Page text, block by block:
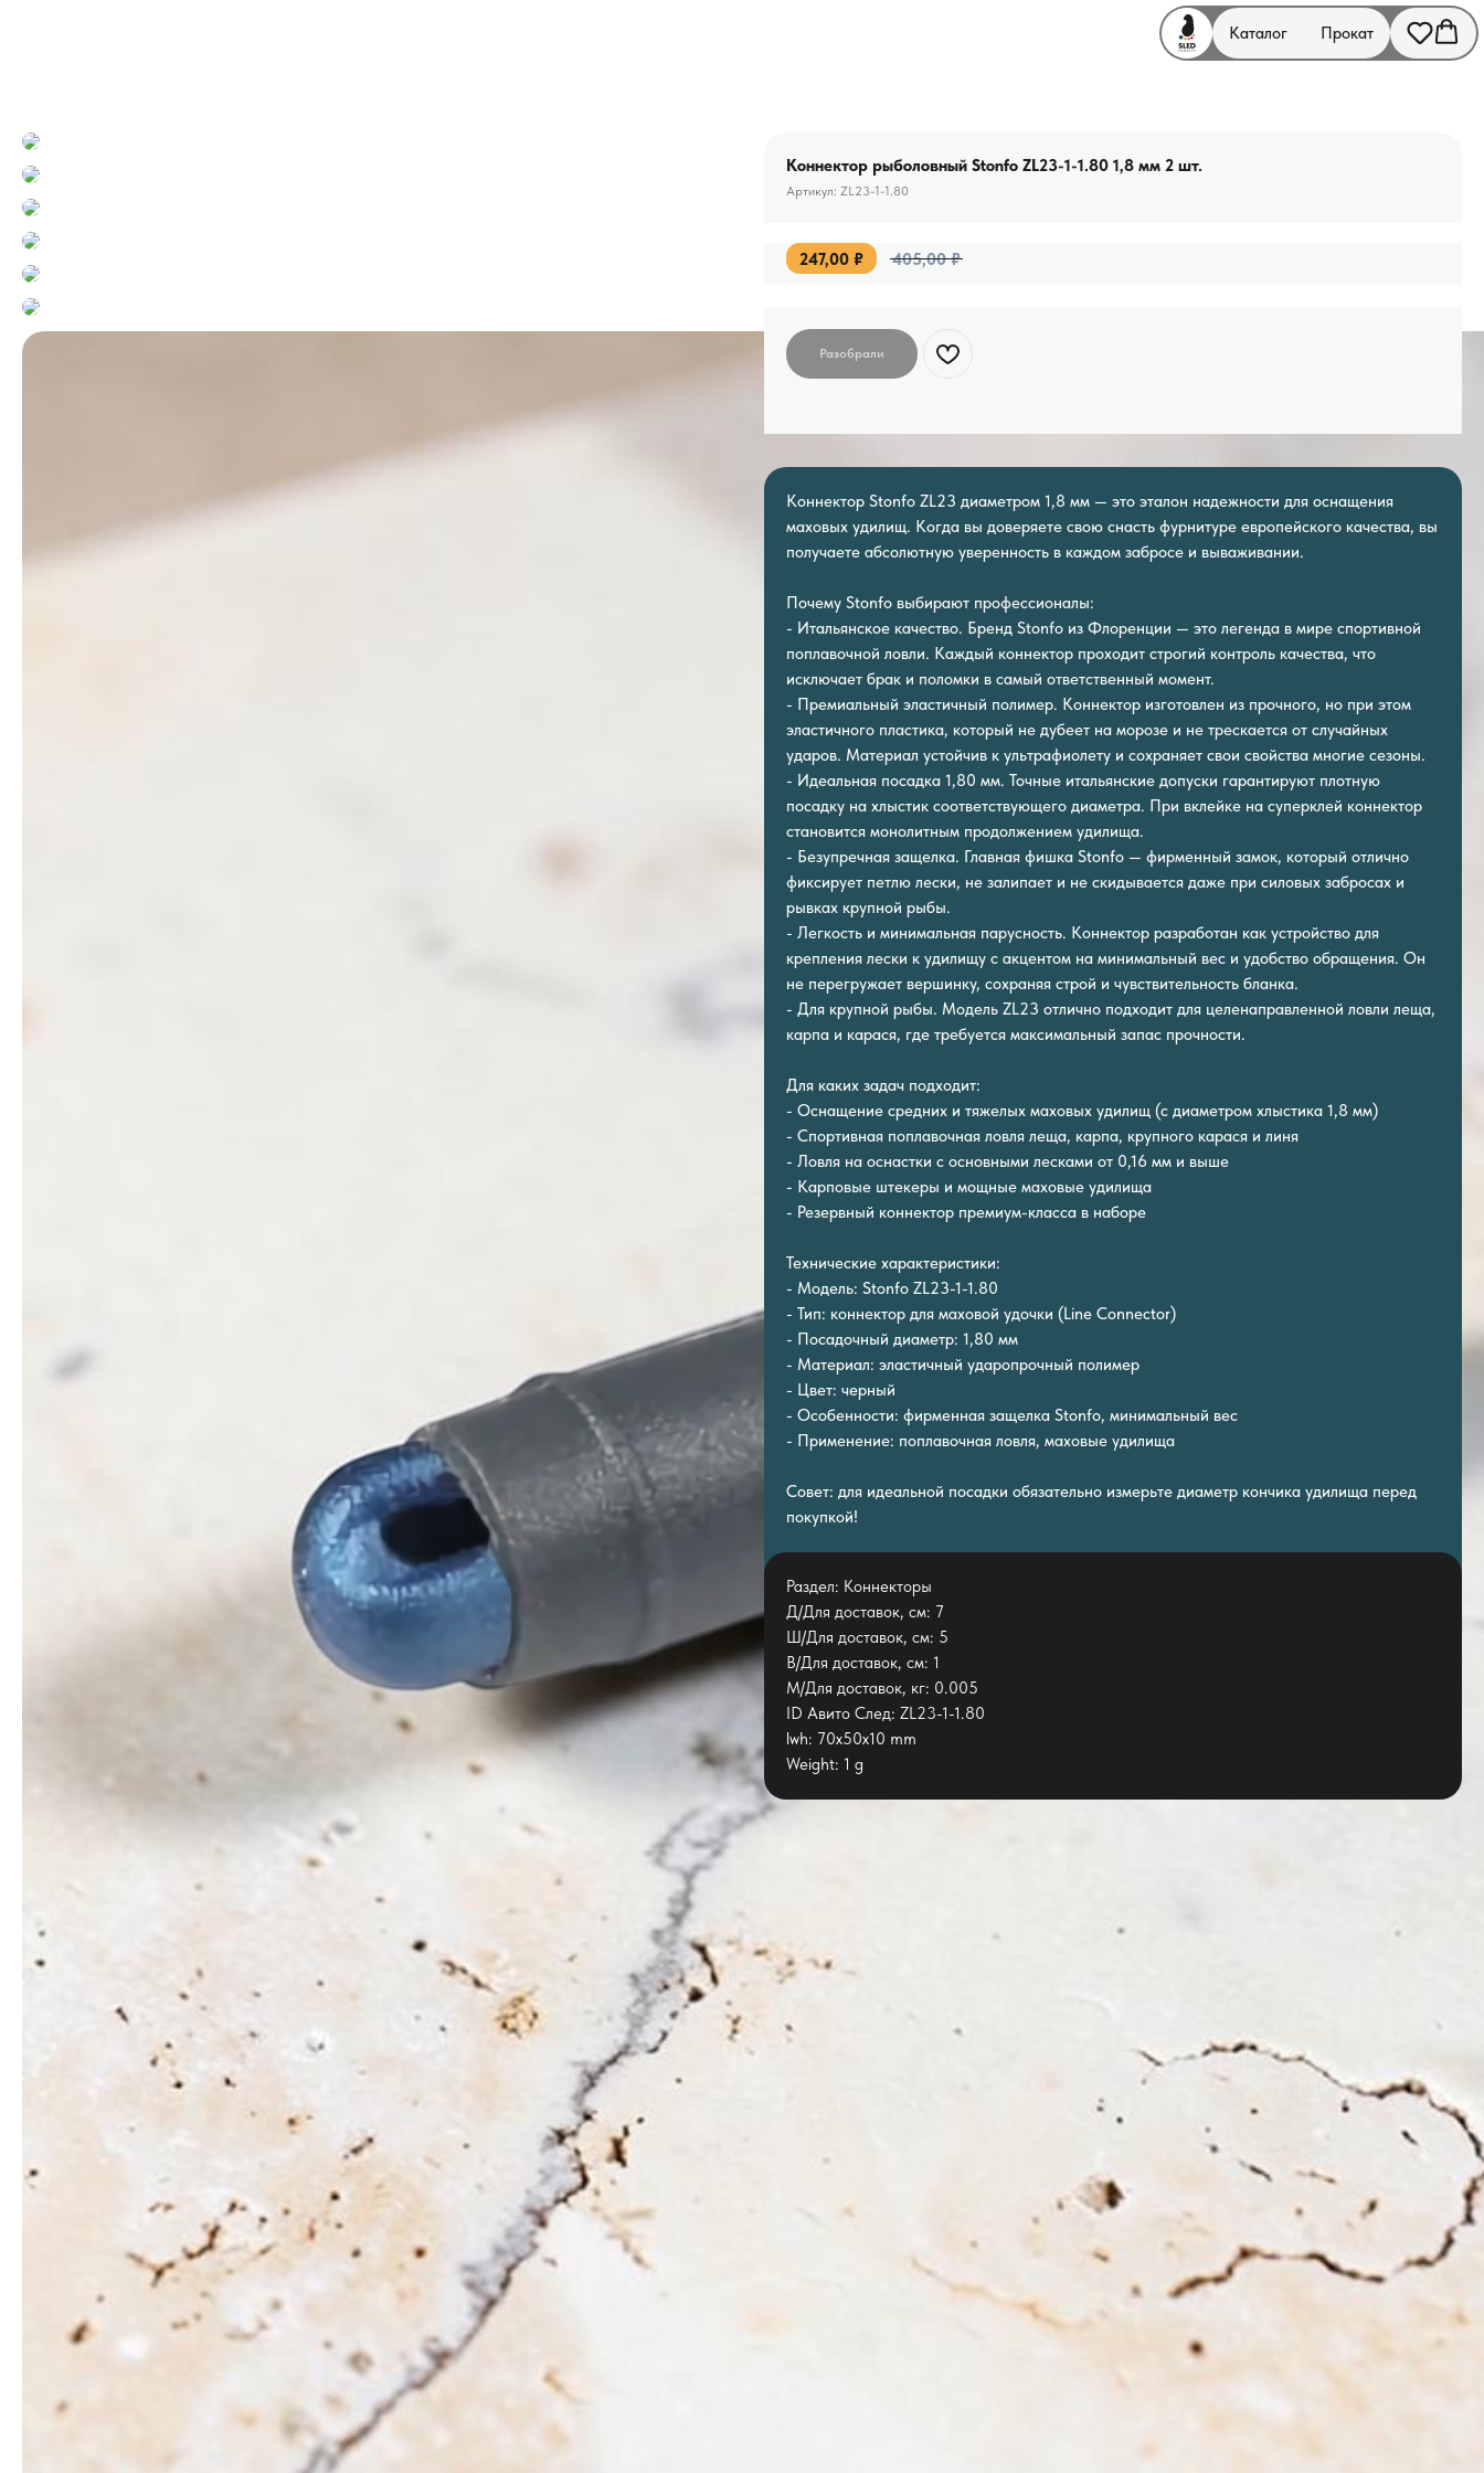
Каталог Прокат
Коннектор рыболовный Stonfo ZL23-1-1.80 1,8 мм 2 шт.
Артикул: ZL23-1-1.80
247,00 ₽ 405,00 ₽
Коннектор Stonfo ZL23 диаметром 1,8 мм — это эталон надежности для оснащения
маховых удилищ. Когда вы доверяете свою снасть фурнитуре европейского качества, вы
получаете абсолютную уверенность в каждом забросе и вываживании.
Почему Stonfo выбирают профессионалы:
- Итальянское качество. Бренд Stonfo из Флоренции — это легенда в мире спортивной
поплавочной ловли. Каждый коннектор проходит строгий контроль качества, что
исключает брак и поломки в самый ответственный момент.
- Премиальный эластичный полимер. Коннектор изготовлен из прочного, но при этом
эластичного пластика, который не дубеет на морозе и не трескается от случайных
ударов. Материал устойчив к ультрафиолету и сохраняет свои свойства многие сезоны.
- Идеальная посадка 1,80 мм. Точные итальянские допуски гарантируют плотную
посадку на хлыстик соответствующего диаметра. При вклейке на суперклей коннектор
становится монолитным продолжением удилища.
- Безупречная защелка. Главная фишка Stonfo — фирменный замок, который отлично
фиксирует петлю лески, не залипает и не скидывается даже при силовых забросах и
рывках крупной рыбы.
- Легкость и минимальная парусность. Коннектор разработан как устройство для
крепления лески к удилищу с акцентом на минимальный вес и удобство обращения. Он
не перегружает вершинку, сохраняя строй и чувствительность бланка.
- Для крупной рыбы. Модель ZL23 отлично подходит для целенаправленной ловли леща,
карпа и карася, где требуется максимальный запас прочности.
Для каких задач подходит:
- Оснащение средних и тяжелых маховых удилищ (с диаметром хлыстика 1,8 мм)
- Спортивная поплавочная ловля леща, карпа, крупного карася и линя
- Ловля на оснастки с основными лесками от 0,16 мм и выше
- Карповые штекеры и мощные маховые удилища
- Резервный коннектор премиум-класса в наборе
Технические характеристики:
- Модель: Stonfo ZL23-1-1.80
- Тип: коннектор для маховой удочки (Line Connector)
- Посадочный диаметр: 1,80 мм
- Материал: эластичный ударопрочный полимер
- Цвет: черный
- Особенности: фирменная защелка Stonfo, минимальный вес
- Применение: поплавочная ловля, маховые удилища
Совет: для идеальной посадки обязательно измерьте диаметр кончика удилища перед
покупкой!
Раздел: Коннекторы
Д/Для доставок, см: 7
Ш/Для доставок, см: 5
В/Для доставок, см: 1
М/Для доставок, кг: 0.005
ID Авито След: ZL23-1-1.80
lwh: 70x50x10 mm
Weight: 1 g